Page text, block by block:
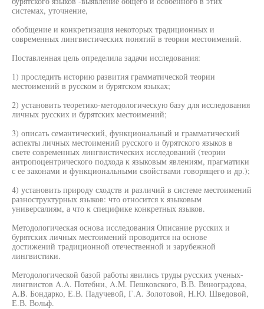
системах, уточнение,
обобщение и конкретизация некоторых традиционных и
современных лингвистических понятий в теории местоимений.
Поставленная цель определила задачи исследования:
1) проследить историю развития грамматической теории
местоимений в русском и бурятском языках;
2) установить теоретико-методологическую базу для исследования
личных русских и бурятских местоимений;
3) описать семантический, функциональный и грамматический
аспекты личных местоимений русского и бурятского языков в
свете современных лингвистических исследований (теории
антропоцентрического подхода к языковым явлениям, прагматики
с ее законами и функциональными свойствами говорящего и др.);
4) установить природу сходств и различий в системе местоимений
разноструктурных языков: что относится к языковым
универсалиям, а что к специфике конкретных языков.
Методологическая основа исследования Описание русских и
бурятских личных местоимений проводится на основе
достижений традиционной отечественной и зарубежной
лингвистики.
Методологической базой работы явились труды русских ученых-
лингвистов A.A. Потебни, A.M. Пешковского, В.В. Виноградова,
A.B. Бондарко, Е.В. Падучевой, Г.А. Золотовой, Н.Ю. Шведовой,
Е.В. Вольф.